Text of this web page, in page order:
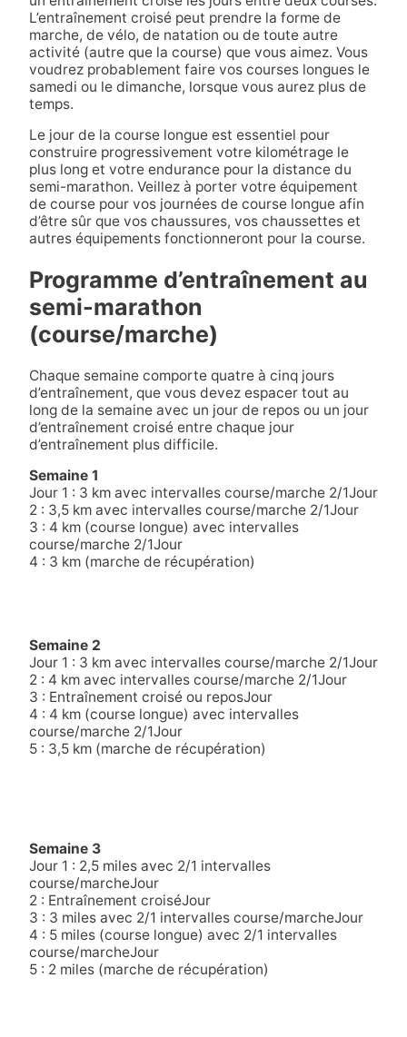
L’entraînement croisé peut prendre la forme de
marche, de vélo, de natation ou de toute autre
activité (autre que la course) que vous aimez. Vous
voudrez probablement faire vos courses longues le
samedi ou le dimanche, lorsque vous aurez plus de
temps.
Le jour de la course longue est essentiel pour
construire progressivement votre kilométrage le
plus long et votre endurance pour la distance du
semi-marathon. Veillez à porter votre équipement
de course pour vos journées de course longue afin
d’être sûr que vos chaussures, vos chaussettes et
autres équipements fonctionneront pour la course.
Programme d’entraînement au
semi-marathon
(course/marche)
Chaque semaine comporte quatre à cinq jours
d’entraînement, que vous devez espacer tout au
long de la semaine avec un jour de repos ou un jour
d’entraînement croisé entre chaque jour
d’entraînement plus difficile.
Semaine 1
Jour 1 : 3 km avec intervalles course/marche 2/1Jour
2 : 3,5 km avec intervalles course/marche 2/1Jour
3 : 4 km (course longue) avec intervalles
course/marche 2/1Jour
4 : 3 km (marche de récupération)
Semaine 2
Jour 1 : 3 km avec intervalles course/marche 2/1Jour
2 : 4 km avec intervalles course/marche 2/1Jour
3 : Entraînement croisé ou reposJour
4 : 4 km (course longue) avec intervalles
course/marche 2/1Jour
5 : 3,5 km (marche de récupération)
Semaine 3
Jour 1 : 2,5 miles avec 2/1 intervalles
course/marcheJour
2 : Entraînement croiséJour
3 : 3 miles avec 2/1 intervalles course/marcheJour
4 : 5 miles (course longue) avec 2/1 intervalles
course/marcheJour
5 : 2 miles (marche de récupération)